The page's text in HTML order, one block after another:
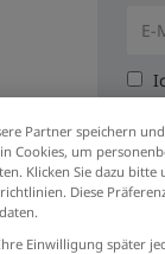
Mechatronik (9)
(5)
der
Partner speichern
Cookies, um
Klicken Sie dazu
Diese
Einwilligung später